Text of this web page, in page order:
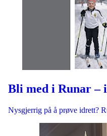
Bli med i Runar –
Nysgjerrig på å prøve idrett?